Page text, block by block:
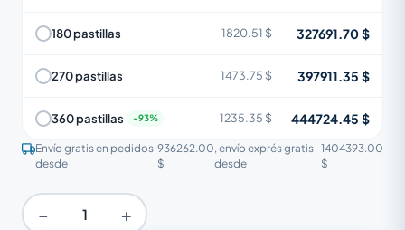
180 pastillas 1820.51 $ 327691.70 $
270 pastillas 1473.75 $ 397911.35 $
360 pastillas 1235.35 $ 444724.45 $
Envío gratis en pedidos
desde
936262.00
$
, envío exprés gratis
desde
1404393.00
$
− +